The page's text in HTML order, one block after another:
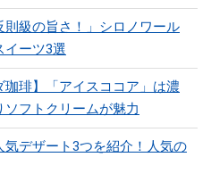
級の旨さ！」シロノワール
イーツ3選
琲】「アイスココア」は濃
フトクリームが魅力
デザート3つを紹介！人気の